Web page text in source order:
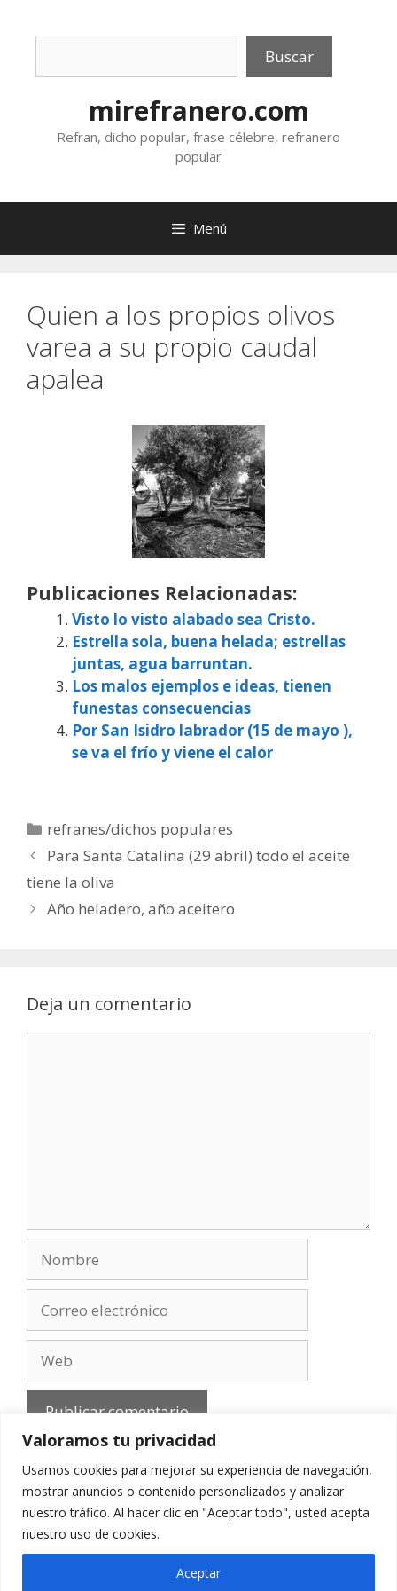
Valoramos tu privacidad
Usamos cookies para mejorar su experiencia de navegación,
mostrar anuncios o contenido personalizados y analizar
nuestro tráfico. Al hacer clic en "Aceptar todo", usted acepta
nuestro uso de cookies.
Aceptar
Buscar
mirefranero.com
Refran, dicho popular, frase célebre, refranero
popular
Menú
Quien a los propios olivos
varea a su propio caudal
apalea
Publicaciones Relacionadas:
Visto lo visto alabado sea Cristo.
Estrella sola, buena helada; estrellas
juntas, agua barruntan.
Los malos ejemplos e ideas, tienen
funestas consecuencias
Por San Isidro labrador (15 de mayo ),
se va el frío y viene el calor
Categorías
refranes/dichos populares
Para Santa Catalina (29 abril) todo el aceite
tiene la oliva
Año heladero, año aceitero
Deja un comentario
electrónico
Aviso Legal-Política de privacidad
Contacto